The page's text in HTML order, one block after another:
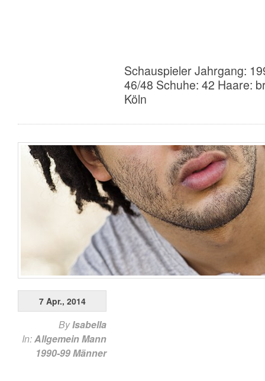
Schauspieler Jahrgang:
46/48 Schuhe: 42 Haare:
Köln
7 Apr., 2014
ByIsabella
In:AllgemeinMann
1990-99Männer